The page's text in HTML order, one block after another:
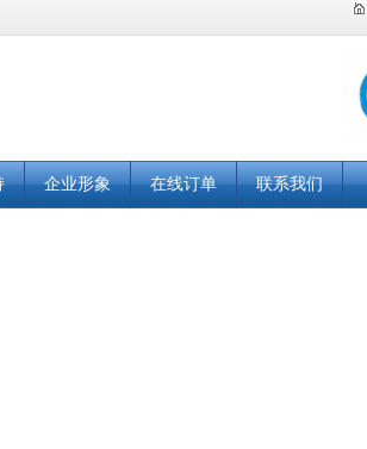
企业形象 在线订单 联系我们